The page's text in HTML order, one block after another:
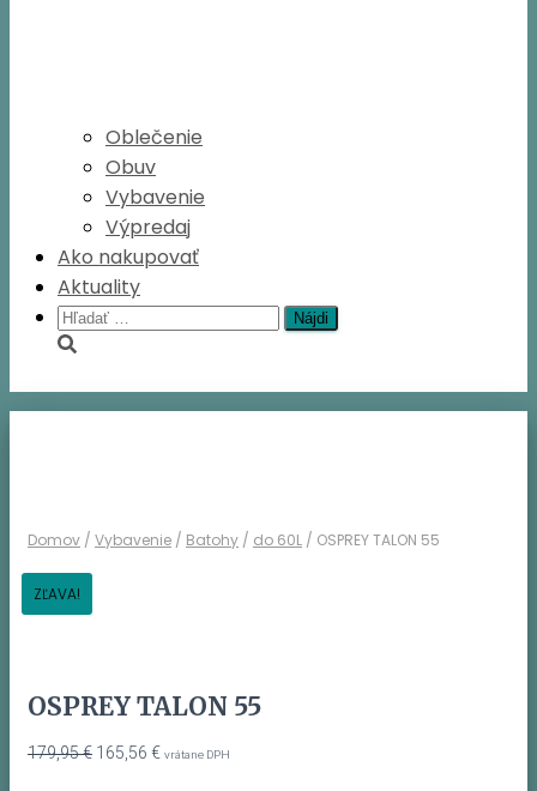
Oblečenie
Obuv
Vybavenie
Výpredaj
Ako nakupovať
Aktuality
Hľadať:
Domov / Vybavenie / Batohy / do 60L / OSPREY TALON 55
ZĽAVA!
OSPREY TALON 55
179,95€ Pôvodná
165,56 €Aktuálna
vrátane DPH